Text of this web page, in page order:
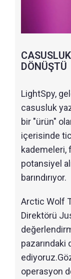
DÖNÜŞTÜ
LightSpy,
casusluk
bir "ürün"
içerisinde
kademeleri,
potansiyel
barındırıyor.
Arctic Wolf
Direktörü
pazarındaki
operasyon